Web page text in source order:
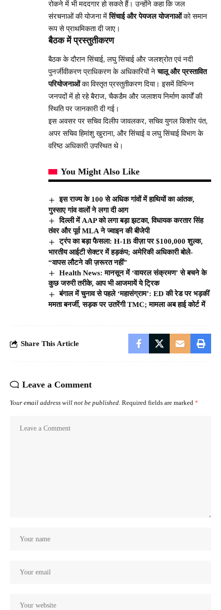
रोकने में भी मददगार हो सकते हैं। उन्होंने कहा कि जल
संरचनाओं की योजना मेंसिंचाई और पेयजल योजनाओंको समान
रूप से प्राथमिकता दी जाए।
बैठक में प्रस्तुतीकरण
बैठक के दौरान सिंचाई, लघु सिंचाई और जलश्रोत एवं नदी
पुनर्जीवीकरण प्राधिकरण के अधिकारियों नेचालू और प्रस्तावित
परियोजनाओंका विस्तृत प्रस्तुतीकरण दिया। इसमें विभिन्न
जनपदों में हो रहे बैराज, चैकडैम और जलाशय निर्माण कार्यों की
स्थिति पर जानकारी दी गई।
इस अवसर पर सचिव दिलीप जावलकर, सचिव युगल किशोर पंत,
अपर सचिव हिमांशु खुराना, और सिंचाई व लघु सिंचाई विभाग के
वरिष्ठ अधिकारी उपस्थित थे।
You Might Also Like
इस राज्य के 100 से अधिक गांवों में हाथियों का आंतक,
गुस्साए गांव वालों ने लगा दी आग
दिल्ली में AAP को लगा बड़ा झटका, विधायक करतार सिंह
तंवर और पूर्व MLA ने ज्वाइन की बीजेपी
ट्रंप का बड़ा फैसला: H-1B वीज़ा पर $100,000 शुल्क,
भारतीय आईटी सेक्टर में हड़कंप; अमेरिकी अधिकारी बोले-
“वापस लौटने की ज़रूरत नहीं”
Health News: मानसून में ‘वायरल संक्रमण’ से बचने के
कुछ जरुरी तरीके, आप भी आजमायें ये ट्रिक
बंगाल में चुनाव से पहले ‘महासंग्राम’: ED की रेड पर भड़कीं
ममता बनर्जी, सड़क पर उतरेंगी TMC; मामला अब हाई कोर्ट में
Share This Article
Leave a Comment
Your email address will not be published. Required fields are marked *